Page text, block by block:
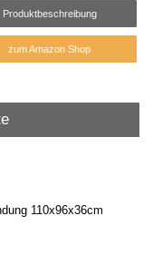
Produktbeschreibung
zum Amazon Shop
110x96x36cm